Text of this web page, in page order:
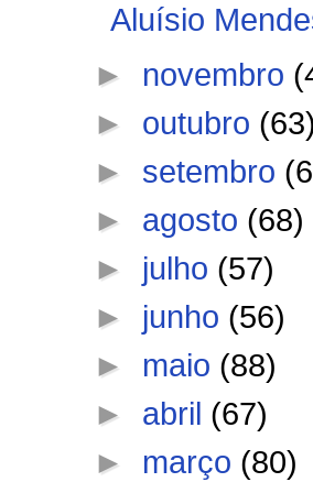
Aluísio
► novembro
► outubro (63)
► setembro
► agosto (68)
► julho (57)
► junho (56)
► maio (88)
► abril (67)
► março (80)